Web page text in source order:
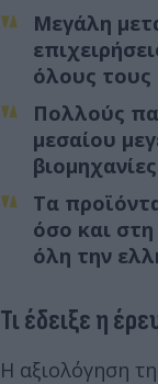
Μεγάλη
όλους
Πολλούς
μεσαίου
Τα
όσο και
όλη την
Τι έδειξε η
Η αξιολόγηση